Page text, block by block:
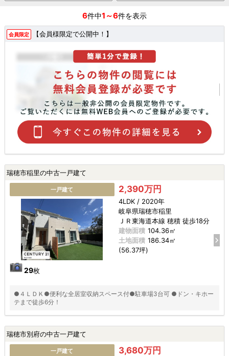
6件中1～6件を表示
会員限定 【会員様限定で公開中！】
瑞穂市稲里の中古一戸建て
一戸建て
29枚
2,390万円
4LDK / 2020年
岐阜県瑞穂市稲里
ＪＲ東海道本線 穂積 徒歩18分
建物面積 104.36㎡
土地面積 186.34㎡
(56.37坪)
●４ＬＤＫ●便利な全居室収納スペース付●駐車場3台可 ●ドン・キホー
テまで徒歩6分！
瑞穂市別府の中古一戸建て
一戸建て 3,680万円